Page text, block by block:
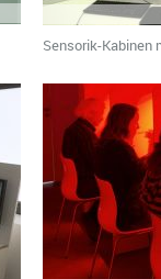
Sensorik-Kabinen